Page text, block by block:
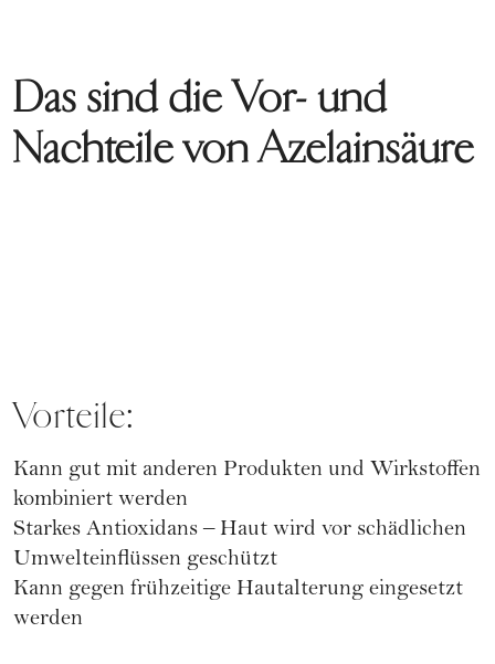
Das sind die Vor- und
Nachteile von Azelainsäure
Vorteile:
Kann gut mit anderen Produkten und Wirkstoffen
kombiniert werden
Starkes Antioxidans – Haut wird vor schädlichen
Umwelteinflüssen geschützt
Kann gegen frühzeitige Hautalterung eingesetzt
werden